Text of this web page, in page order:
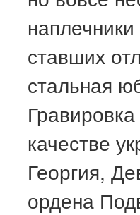
ставших
стальная
качестве
Георгия,
ордена